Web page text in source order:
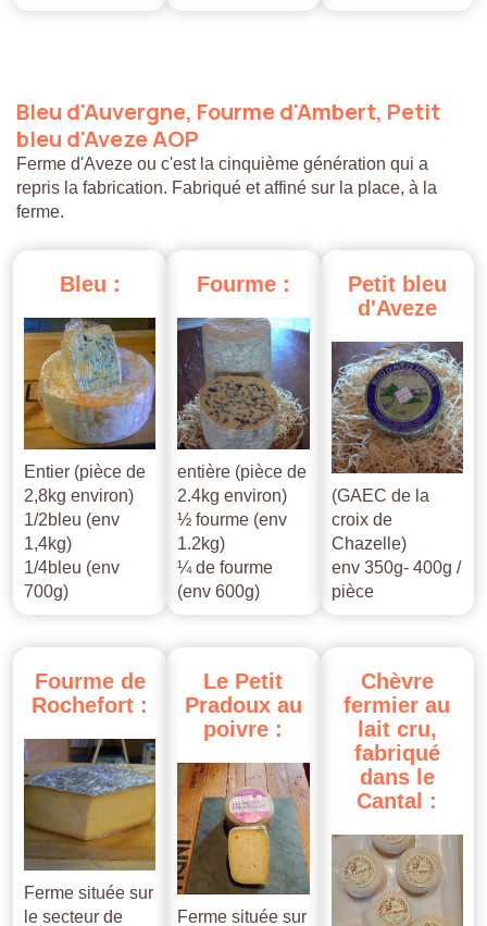
Bleu d'Auvergne, Fourmed'Ambert, Petit
bleu d'AvezeAOP
Ferme d'Aveze ou c'est la cinquième génération qui a
repris la fabrication. Fabriqué et affiné sur la place, à la
ferme.
Bleu :
Entier (pièce de
2,8kg environ)
1/2bleu (env
1,4kg)
1/4bleu (env
700g)
Fourme :
entière (pièce de
2.4kg environ)
½ fourme (env
1.2kg)
¼ de fourme
(env 600g)
Petit bleu
d'Aveze
(GAEC de la
croix de
Chazelle)
env 350g- 400g /
pièce
Fourme de
Rochefort :
Ferme située sur
le secteur de
Le Petit
Pradoux au
poivre :
Ferme située sur
Chèvre
fermier au
lait cru,
fabriqué
dans le
Cantal :